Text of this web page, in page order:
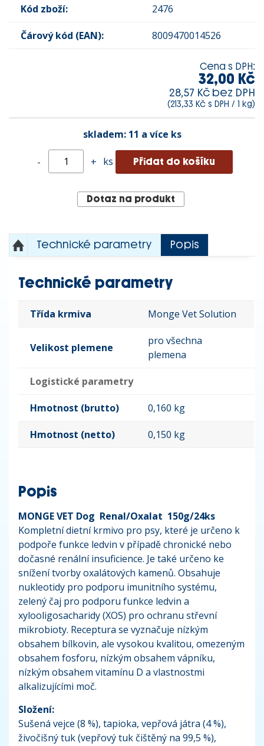
Kód zboží: 2476
Čárový kód (EAN): 8009470014526
Cena s DPH:
32,00 Kč
28,57 Kč bez DPH
(213,33 Kč s DPH / 1 kg)
skladem: 11 a více ks
- + ks
Dotaz na produkt
Technické parametry Popis
Technické parametry
Třída krmiva Monge Vet Solution
Velikost plemene
pro všechna
plemena
Logistické parametry
Hmotnost (brutto) 0,160 kg
Hmotnost (netto) 0,150 kg
Popis
MONGE VET Dog Renal/Oxalat 150g/24ks
Kompletní dietní krmivo pro psy, které je určeno k
podpoře funkce ledvin v případě chronické nebo
dočasné renální insuficience. Je také určeno ke
snížení tvorby oxalátových kamenů. Obsahuje
nukleotidy pro podporu imunitního systému,
zelený čaj pro podporu funkce ledvin a
xylooligosacharidy (XOS) pro ochranu střevní
mikrobioty. Receptura se vyznačuje nízkým
obsahem bílkovin, ale vysokou kvalitou, omezeným
obsahem fosforu, nízkým obsahem vápníku,
nízkým obsahem vitamínu D a vlastnostmi
alkalizujícími moč.
Složení:
Sušená vejce (8 %), tapioka, vepřová játra (4 %),
živočišný tuk (vepřový tuk čištěný na 99,5 %),